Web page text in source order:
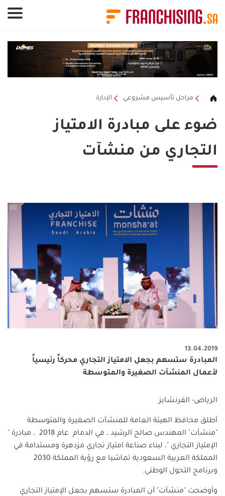
مراحل تأسيس مشروعي الإدارة
ضوء على مبادرة الامتياز
التجاري من منشآت
13.04.2019
المبادرة ستسهم بجعل الامتياز التجاري محركاً رئيسياً
لأعمال المنشآت الصغيرة والمتوسطة
الرياض- الفرنشايز
أطلق محافظ الهيئة العامة للمنشآت الصغيرة والمتوسطة
"منشآت" المهندس صالح الرشيد ، في الدمام عام 2018 ، مبادرة "
الإمتياز التجاري "، لبناء صناعة امتياز تجاري مزدهرة ومستدامة في
المملكة العربية السعودية تماشيا مع رؤية المملكة 2030
وبرنامج التحول الوطني.
وأوضحت "منشآت" أن المبادرة ستسهم بجعل الإمتياز التجاري
لوحة إدارة ملفات تعريف الارتباط